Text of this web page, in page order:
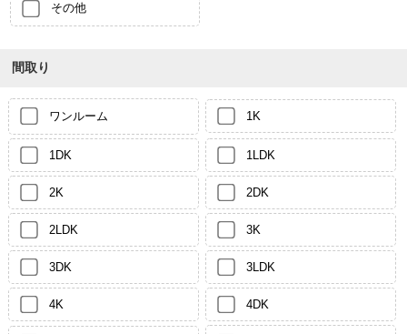
その他
間取り
ワンルーム 1K
1DK 1LDK
2K 2DK
2LDK 3K
3DK 3LDK
4K 4DK